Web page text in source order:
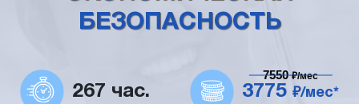
БЕЗОПАСНОСТЬ
267 час. 3775 ₽/мес*
7550₽/мес